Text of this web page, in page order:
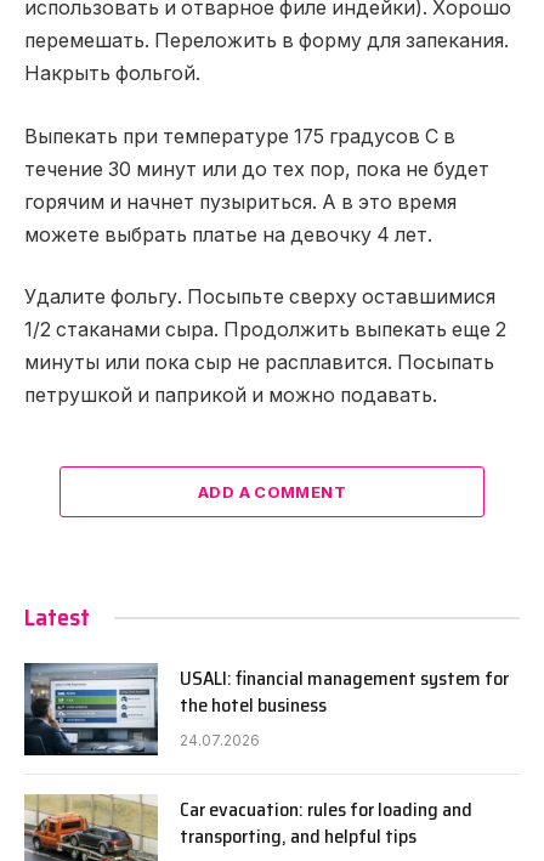
использовать и отварное филе индейки). Хорошо
перемешать. Переложить в форму для запекания.
Накрыть фольгой.
Выпекать при температуре 175 градусов С в
течение 30 минут или до тех пор, пока не будет
горячим и начнет пузыриться. А в это время
можете выбрать платье на девочку 4 лет.
Удалите фольгу. Посыпьте сверху оставшимися
1/2 стаканами сыра. Продолжить выпекать еще 2
минуты или пока сыр не расплавится. Посыпать
петрушкой и паприкой и можно подавать.
ADD A COMMENT
Latest
USALI: financial management system for
the hotel business
24.07.2026
Car evacuation: rules for loading and
transporting, and helpful tips